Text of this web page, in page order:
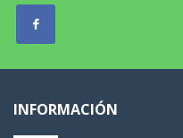
INFORMACIÓN